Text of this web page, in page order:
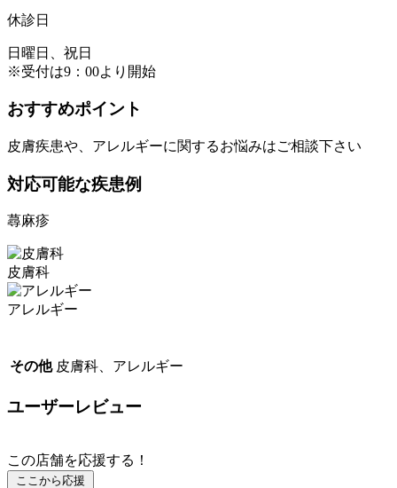
休診日
日曜日、祝日
※受付は9：00より開始
おすすめポイント
皮膚疾患や、アレルギーに関するお悩みはご相談下さい
対応可能な疾患例
蕁麻疹
皮膚科
アレルギー
その他 皮膚科、アレルギー
ユーザーレビュー
この店舗を応援する！
ここから応援